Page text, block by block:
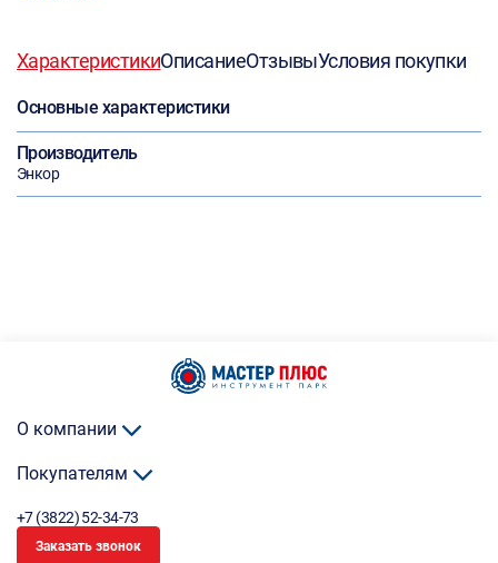
ХарактеристикиОписаниеОтзывыУсловия покупки
Основные характеристики
Производитель
Энкор
О компании
Покупателям
+7 (3822) 52-34-73
Заказать звонок